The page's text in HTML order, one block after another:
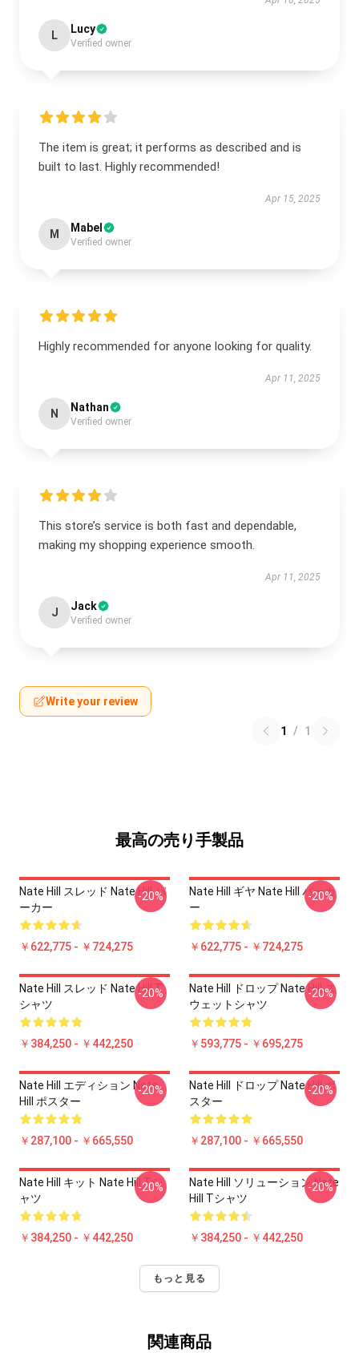
L Lucy
Verified owner
The item is great; it performs as described and is
built to last. Highly recommended!
Apr 15, 2025
M Mabel
Verified owner
Highly recommended for anyone looking for quality.
Apr 11, 2025
N Nathan
Verified owner
This store’s service is both fast and dependable,
making my shopping experience smooth.
Apr 11, 2025
J Jack
Verified owner
Write your review
1 / 1
最高の売り手製品
Nate Hill スレッド Nate Hill パ
ーカー
￥622,775 - ￥724,275
-20%
Nate Hill ギヤ Nate Hill パーカ
ー
￥622,775 - ￥724,275
-20%
Nate Hill スレッド Nate Hill T
シャツ
￥384,250 - ￥442,250
-20%
Nate Hill ドロップ Nate Hill ス
ウェットシャツ
￥593,775 - ￥695,275
-20%
Nate Hill エディション Nate
Hill ポスター
￥287,100 - ￥665,550
-20%
Nate Hill ドロップ Nate Hill ポ
スター
￥287,100 - ￥665,550
-20%
Nate Hill キット Nate Hill Tシ
ャツ
￥384,250 - ￥442,250
-20%
Nate Hill ソリューション Nate
Hill Tシャツ
￥384,250 - ￥442,250
-20%
もっと見る
関連商品